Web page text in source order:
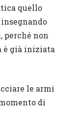
quello
perché non
è già iniziata
le armi
di